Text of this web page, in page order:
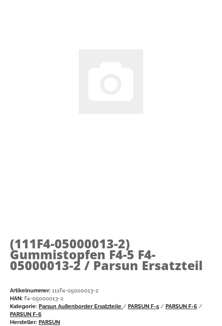
(111F4-05000013-2)
Gummistopfen F4-5 F4-
05000013-2 / Parsun Ersatzteil
Artikelnummer: 111F4-05000013-2
HAN: F4-05000013-2
Kategorie: Parsun Außenborder Ersatzteile / PARSUN F-5 / PARSUN F-6 /
PARSUN F-6
Hersteller: PARSUN